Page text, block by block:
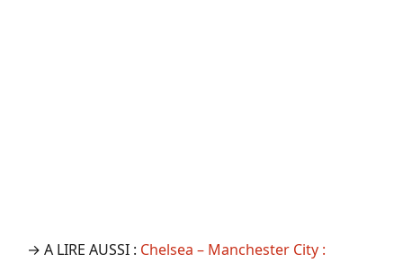
→ A LIRE AUSSI : Chelsea – Manchester City :